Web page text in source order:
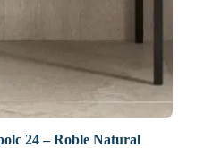
24 – Roble Natural